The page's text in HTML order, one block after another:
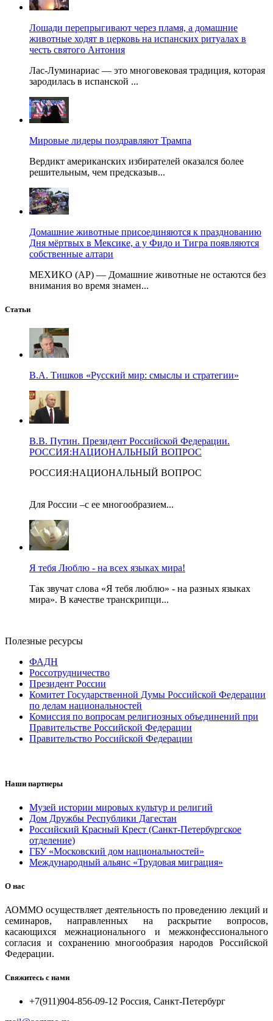
Лошади перепрыгивают через пламя, а домашние
животные ходят в церковь на испанских ритуалах в
честь святого Антония
Лас-Луминариас — это многовековая традиция, которая
зародилась в испанской ...
Мировые лидеры поздравляют Трампа
Вердикт американских избирателей оказался более
решительным, чем предсказыв...
Домашние животные присоединяются к празднованию
Дня мёртвых в Мексике, а у Фидо и Тигра появляются
собственные алтари
МЕХИКО (AP) — Домашние животные не остаются без
внимания во время знамен...
Статьи
В.А. Тишков «Русский мир: смыслы и стратегии»
В.В. Путин. Президент Российской Федерации.
РОССИЯ:НАЦИОНАЛЬНЫЙ ВОПРОС
РОССИЯ:НАЦИОНАЛЬНЫЙ ВОПРОС
Для России –с ее многообразием...
Я тебя Люблю - на всех языках мира!
Так звучат слова «Я тебя люблю» - на разных языках
мира». В качестве транскрипци...
Полезные ресурсы
ФАДН
Россотрудничество
Президент России
Комитет Государственной Думы Российской Федерации
по делам национальностей
Комиссия по вопросам религиозных объединений при
Правительстве Российской Федерации
Правительство Российской Федерации
Наши партнеры
Музей истории мировых культур и религий
Дом Дружбы Республики Дагестан
Российский Красный Крест (Санкт-Петербургское
отделение)
ГБУ «Московский дом национальностей»
Международный альянс «Трудовая миграция»
О нас
АОММО осуществляет деятельность по проведению лекций и
семинаров, направленных на раскрытие вопросов,
касающихся межнационального и межконфессионального
согласия и сохранению многообразия народов Российской
Федерации.
Свяжитесь с нами
+7(911)904-856-09-12 Россия, Санкт-Петербург